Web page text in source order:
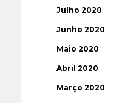
Julho 2020
Junho 2020
Maio 2020
Abril 2020
Março 2020